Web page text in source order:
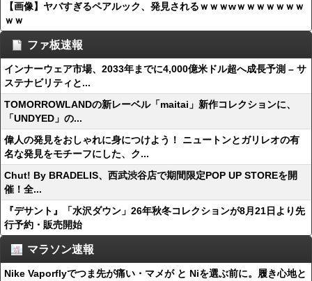
【画像】ヤバすぎるペアルック、発見されるｗｗｗwｗｗｗｗｗｗｗ
ｗｗ
ファ板速報
インナーウェア市場、2033年までに4,000億米ドル超へ成長予測 – サ
ステナビリティと...
TOMORROWLANDの新レーベル「maitai」新作コレクションに、
「UNDYED」の...
偉人の発見をおしゃれに身につけよう！ ニュートンとガリレオの有
名な発見をモチーフにした、ク...
Chut! By BRADELIS、西武渋谷店で期間限定POP UP STOREを開
催！全...
『デサント』「水沢ダウン」26年秋冬コレクションが8月21日より先
行予約・販売開始
マラソン速報
Nike Vaporflyでつま先が痛い・マメが と Niを選ぶ前に。履き心地と